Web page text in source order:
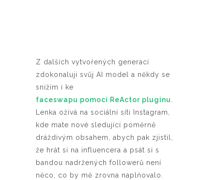
Z dalších vytvořených generací
zdokonaluji svůj AI model a někdy se
snížím i ke
faceswapu pomocí ReActor pluginu
Lenka ožívá na sociální síti Instagram,
kde mate nové sledující poměrně
dráždivým obsahem, abych pak zjistil,
že hrát si na influencera a psát si s
bandou nadržených followerů není
něco, co by mě zrovna naplňovalo.